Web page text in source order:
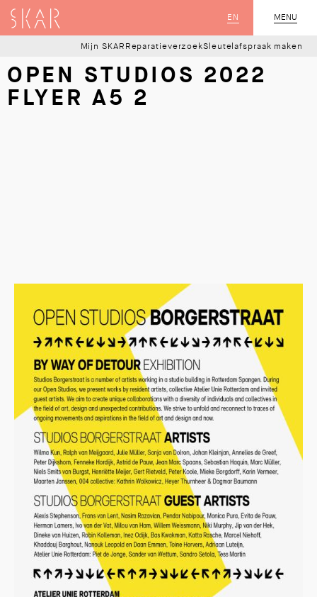
MENU
SLUIT
EN
SKAR
Mijn SKAR ReparatieverzoekSleutelafspraak maken
OPEN STUDIOS 2022
FLYER A5 2